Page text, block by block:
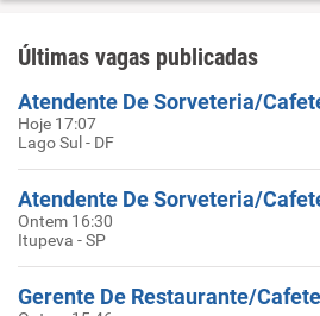
Últimas vagas publicadas
Hoje 17:07
Lago Sul - DF
Ontem 16:30
Itupeva - SP
Gerente De Restaurante/